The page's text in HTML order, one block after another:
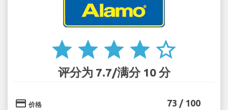
star star star star star_border
评分为 7.7/满分 10 分
credit_card 价格 73 / 100